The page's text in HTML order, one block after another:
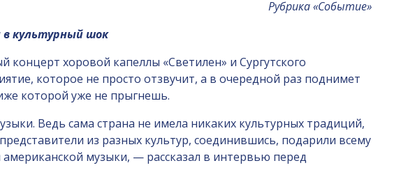
Рубрика «Событие»
в культурный шок
хоровой капеллы «Светилен» и Сургутского
которое не просто отзвучит, а в очередной раз поднимет
которой уже не прыгнешь.
Ведь сама страна не имела никаких культурных традиций,
из разных культур, соединившись, подарили всему
музыки, — рассказал в интервью перед